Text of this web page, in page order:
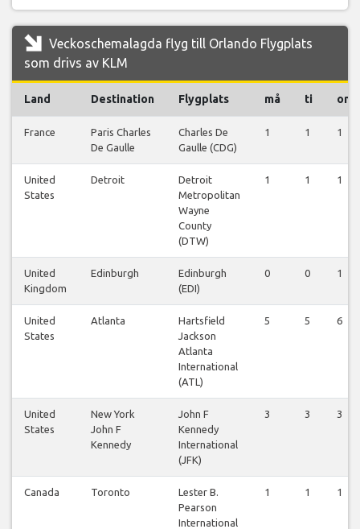
Veckoschemalagda flyg till Orlando Flygplats
som drivs av KLM
Land Destination Flygplats må ti on
France
Paris Charles
De Gaulle
Charles De
Gaulle (CDG)
1 1 1
United
States
Detroit
Detroit
Metropolitan
Wayne
County
(DTW)
1 1 1
United
Kingdom
Edinburgh
Edinburgh
(EDI)
0 0 1
United
States
Atlanta
Hartsfield
Jackson
Atlanta
International
(ATL)
5 5 6
United
States
New York
John F
Kennedy
John F
Kennedy
International
(JFK)
3 3 3
Canada Toronto
Lester B.
Pearson
International
1 1 1